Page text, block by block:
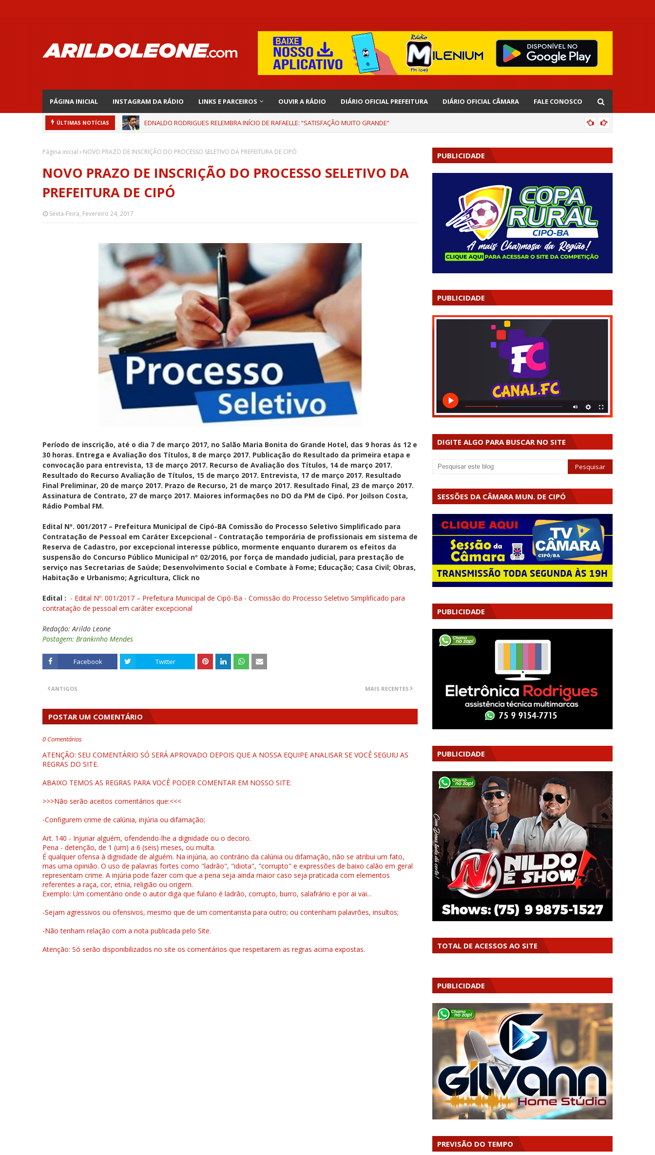
PÁGINA INICIAL INSTAGRAM DA RÁDIO LINKS E PARCEIROS OUVIR A RÁDIO DIÁRIO OFICIAL PREFEITURA DIÁRIO OFICIAL CÂMARA FALE CONOSCO
ÚLTIMAS NOTÍCIAS EDNALDO RODRIGUES RELEMBRA INÍCIO DE RAFAELLE: “SATISFAÇÃO MUITO GRANDE”
Página inicial NOVO PRAZO DE INSCRIÇÃO DO PROCESSO SELETIVO DA PREFEITURA DE CIPÓ
NOVO PRAZO DE INSCRIÇÃO DO PROCESSO SELETIVO DA
PREFEITURA DE CIPÓ
Sexta-Feira, Fevereiro 24, 2017
Período de inscrição, até o dia 7 de março 2017, no Salão Maria Bonita do Grande Hotel, das 9 horas ás 12 e
30 horas. Entrega e Avaliação dos Títulos, 8 de março 2017. Publicação do Resultado da primeira etapa e
convocação para entrevista, 13 de março 2017. Recurso de Avaliação dos Títulos, 14 de março 2017.
Resultado do Recurso Avaliação de Títulos, 15 de março 2017. Entrevista, 17 de março 2017. Resultado
Final Preliminar, 20 de março 2017. Prazo de Recurso, 21 de março 2017. Resultado Final, 23 de março 2017.
Assinatura de Contrato, 27 de março 2017. Maiores informações no DO da PM de Cipó. Por Joilson Costa,
Rádio Pombal FM.
Edital Nº. 001/2017 – Prefeitura Municipal de Cipó-BA Comissão do Processo Seletivo Simplificado para
Contratação de Pessoal em Caráter Excepcional - Contratação temporária de profissionais em sistema de
Reserva de Cadastro, por excepcional interesse público, mormente enquanto durarem os efeitos da
suspensão do Concurso Público Municipal nº 02/2016, por força de mandado judicial, para prestação de
serviço nas Secretarias de Saúde; Desenvolvimento Social e Combate à Fome; Educação; Casa Civil; Obras,
Habitação e Urbanismo; Agricultura, Click no
Edital : - Edital Nº. 001/2017 – Prefeitura Municipal de Cipó-Ba - Comissão do Processo Seletivo Simplificado para
contratação de pessoal em caráter excepcional
Redação: Arildo Leone
Postagem: Brankinho Mendes
Facebook Twitter
MAIS RECENTES
ANTIGOS
POSTAR UM COMENTÁRIO
0 Comentários
ATENÇÃO: SEU COMENTÁRIO SÓ SERÁ APROVADO DEPOIS QUE A NOSSA EQUIPE ANALISAR SE VOCÊ SEGUIU AS
REGRAS DO SITE.
ABAIXO TEMOS AS REGRAS PARA VOCÊ PODER COMENTAR EM NOSSO SITE:
>>>Não serão aceitos comentários que:<<<
-Configurem crime de calúnia, injúria ou difamação;
Art. 140 - Injuriar alguém, ofendendo-lhe a dignidade ou o decoro.
Pena - detenção, de 1 (um) a 6 (seis) meses, ou multa.
É qualquer ofensa à dignidade de alguém. Na injúria, ao contrário da calúnia ou difamação, não se atribui um fato,
mas uma opinião. O uso de palavras fortes como "ladrão", "idiota", "corrupto" e expressões de baixo calão em geral
representam crime. A injúria pode fazer com que a pena seja ainda maior caso seja praticada com elementos
referentes a raça, cor, etnia, religião ou origem.
Exemplo: Um comentário onde o autor diga que fulano é ladrão, corrupto, burro, salafrário e por ai vai...
-Sejam agressivos ou ofensivos, mesmo que de um comentarista para outro; ou contenham palavrões, insultos;
-Não tenham relação com a nota publicada pelo Site.
Atenção: Só serão disponibilizados no site os comentários que respeitarem as regras acima expostas.
PUBLICIDADE
PUBLICIDADE
DIGITE ALGO PARA BUSCAR NO SITE
SESSÕES DA CÂMARA MUN. DE CIPÓ
PUBLICIDADE
PUBLICIDADE
TOTAL DE ACESSOS AO SITE
PUBLICIDADE
PREVISÃO DO TEMPO